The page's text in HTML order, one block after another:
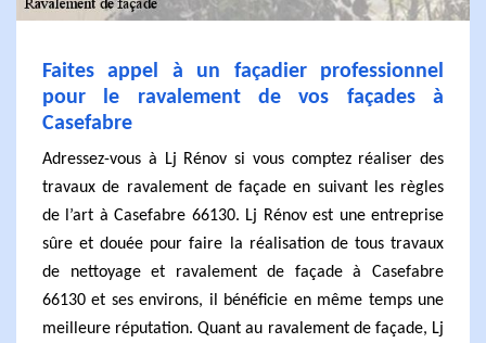
Faites appel à un façadier professionnel
pour le ravalement de vos façades à
Casefabre
Adressez-vous à Lj Rénov si vous comptez réaliser des
travaux de ravalement de façade en suivant les règles
de l’art à Casefabre 66130. Lj Rénov est une entreprise
sûre et douée pour faire la réalisation de tous travaux
de nettoyage et ravalement de façade à Casefabre
66130 et ses environs, il bénéficie en même temps une
meilleure réputation. Quant au ravalement de façade, Lj